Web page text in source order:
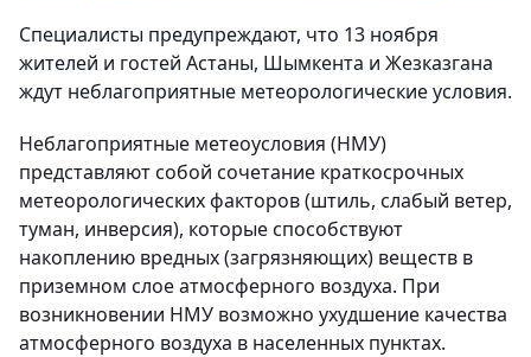
Специалисты предупреждают, что 13 ноября
жителей и гостей Астаны, Шымкента и Жезказгана
ждут неблагоприятные метеорологические условия.
Неблагоприятные метеоусловия (НМУ)
представляют собой сочетание краткосрочных
метеорологических факторов (штиль, слабый ветер,
туман, инверсия), которые способствуют
накоплению вредных (загрязняющих) веществ в
приземном слое атмосферного воздуха. При
возникновении НМУ возможно ухудшение качества
атмосферного воздуха в населенных пунктах.